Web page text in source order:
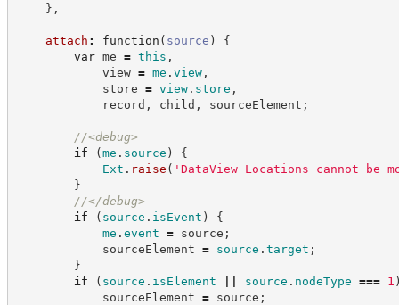
} ,
attach : function ( source )
{
var me = this ,
view = me . view,
store = view. store ,
record , child , sourceElement ;
//<debug>
if
(me . source )
{
Ext . raise ( ' DataView Locations cannot be
}
//</debug>
if
( source . isEvent )
{
me . event = source ;
sourceElement = source . target ;
}
if
( source . isElement source . nodeType === 1
sourceElement = source ;